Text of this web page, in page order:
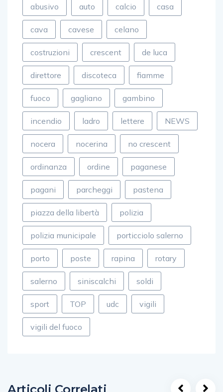
abusivo auto calcio casa
cava cavese celano
costruzioni crescent de luca
direttore discoteca fiamme
fuoco gagliano gambino
incendio ladro lettere NEWS
nocera nocerina no crescent
ordinanza ordine paganese
pagani parcheggi pastena
piazza della libertà polizia
polizia municipale porticciolo salerno
porto poste rapina rotary
salerno siniscalchi soldi
sport TOP udc vigili
vigili del fuoco